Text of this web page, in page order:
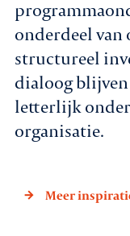
onderdeel
structureel
dialoog blijven
letterlijk
organisatie.
Meer